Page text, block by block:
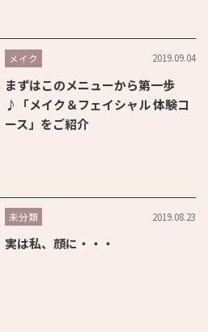
メイク 2019.09.04
まずはこのメニューから第一歩
♪「メイク＆フェイシャル 体験コ
ース」をご紹介
未分類 2019.08.23
実は私、顔に・・・